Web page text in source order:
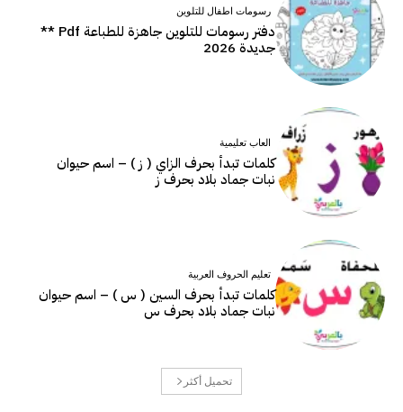
رسومات اطفال للتلوين
دفتر رسومات للتلوين جاهزة للطباعة Pdf **
جديدة 2026
العاب تعليمية
كلمات تبدأ بحرف الزاي ( ز ) – اسم حيوان
نبات جماد بلاد بحرف ز
تعليم الحروف العربية
كلمات تبدأ بحرف السين ( س ) – اسم حيوان
نبات جماد بلاد بحرف س
تحميل أكثر